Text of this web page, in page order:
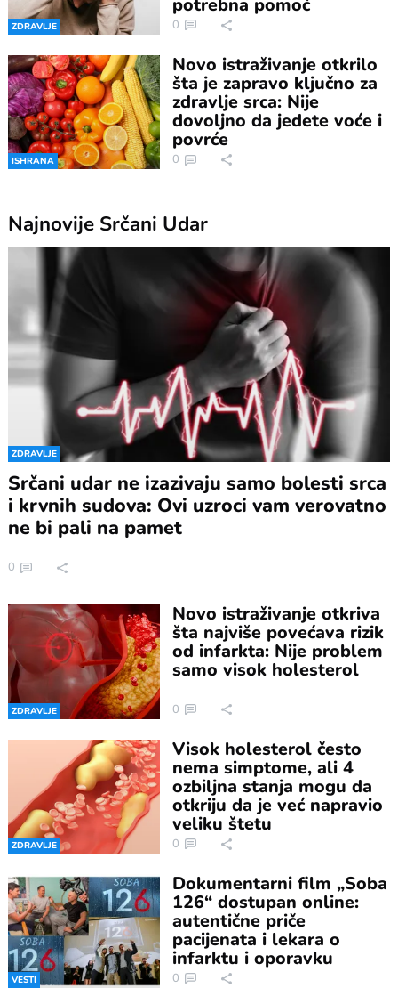
ZDRAVLJE 0
ISHRANA
Novo istraživanje otkrilo
šta je zapravo ključno za
zdravlje srca: Nije
dovoljno da jedete voće i
povrće
0
Najnovije Srčani Udar
ZDRAVLJE
Srčani udar ne izazivaju samo bolesti srca
i krvnih sudova: Ovi uzroci vam verovatno
ne bi pali na pamet
0
ZDRAVLJE
Novo istraživanje otkriva
šta najviše povećava rizik
od infarkta: Nije problem
samo visok holesterol
0
ZDRAVLJE
Visok holesterol često
nema simptome, ali 4
ozbiljna stanja mogu da
otkriju da je već napravio
veliku štetu
0
VESTI
Dokumentarni film „Soba
126“ dostupan online:
autentične priče
pacijenata i lekara o
infarktu i oporavku
0